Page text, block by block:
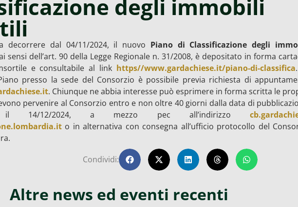
degli immobili
decorrere dal 04/11/2024, il nuovo Piano di Classificazione degli
sensi dell’art. 90 della Legge Regionale n. 31/2008, è depositato in forma
e consultabile al link https//www.gardachiese.it/piano-di-classifica
presso la sede del Consorzio è possibile previa richiesta di
. Chiunque ne abbia interesse può esprimere in forma scritta le
pervenire al Consorzio entro e non oltre 40 giorni dalla data di
14/12/2024, a mezzo pec all’indirizzo
o in alternativa con consegna all’ufficio protocollo del
Condividi:
Altre news ed eventi recenti